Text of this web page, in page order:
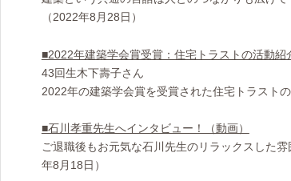
（2022年8月28日）
■2022年建築学会賞受賞：住宅トラストの活動紹
43回生木下壽子さん
2022年の建築学会賞を受賞された住宅トラスト
■石川孝重先生へインタビュー！（動画）
ご退職後もお元気な石川先生のリラックスした
年8月18日）